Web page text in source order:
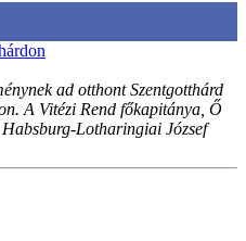
ad otthont Szentgotthárd
A Vitézi Rend főkapitánya, Ő
Lotharingiai József